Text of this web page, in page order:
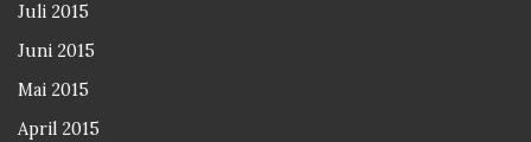
Juli 2015
Juni 2015
Mai 2015
April 2015